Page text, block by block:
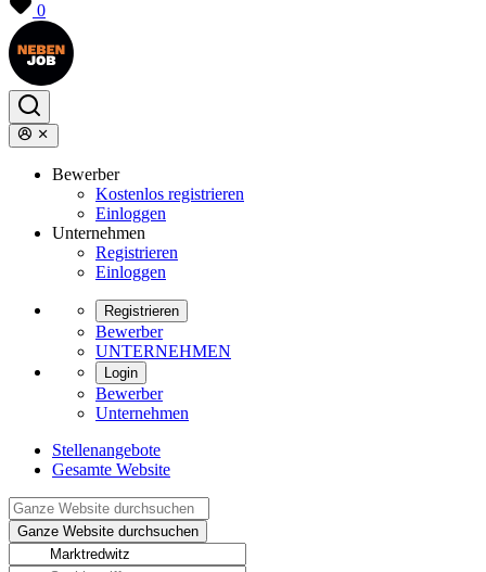
0
Bewerber
Kostenlos registrieren
Einloggen
Unternehmen
Registrieren
Einloggen
Registrieren
Bewerber
UNTERNEHMEN
Login
Bewerber
Unternehmen
Stellenangebote
Gesamte Website